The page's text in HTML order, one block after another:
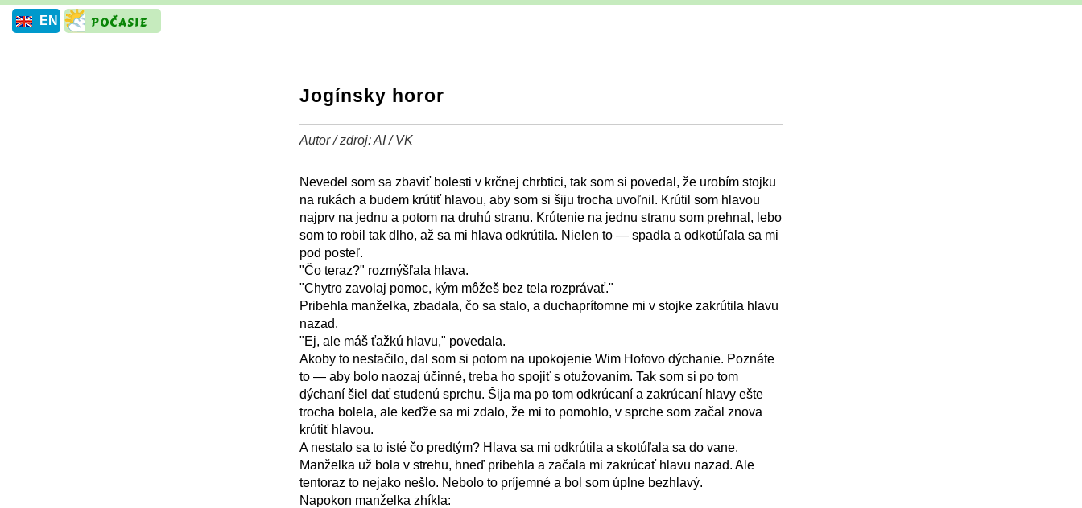
EN
Jogínsky horor
Autor / zdroj: AI / VK
Nevedel som sa zbaviť bolesti v krčnej chrbtici, tak som si povedal, že urobím stojku
na rukách a budem krútiť hlavou, aby som si šiju trocha uvoľnil. Krútil som hlavou
najprv na jednu a potom na druhú stranu. Krútenie na jednu stranu som prehnal, lebo
som to robil tak dlho, až sa mi hlava odkrútila. Nielen to — spadla a odkotúľala sa mi
pod posteľ.
"Čo teraz?" rozmýšľala hlava.
"Chytro zavolaj pomoc, kým môžeš bez tela rozprávať."
Pribehla manželka, zbadala, čo sa stalo, a duchaprítomne mi v stojke zakrútila hlavu
nazad.
"Ej, ale máš ťažkú hlavu," povedala.
Akoby to nestačilo, dal som si potom na upokojenie Wim Hofovo dýchanie. Poznáte
to — aby bolo naozaj účinné, treba ho spojiť s otužovaním. Tak som si po tom
dýchaní šiel dať studenú sprchu. Šija ma po tom odkrúcaní a zakrúcaní hlavy ešte
trocha bolela, ale keďže sa mi zdalo, že mi to pomohlo, v sprche som začal znova
krútiť hlavou.
A nestalo sa to isté čo predtým? Hlava sa mi odkrútila a skotúľala sa do vane.
Manželka už bola v strehu, hneď pribehla a začala mi zakrúcať hlavu nazad. Ale
tentoraz to nejako nešlo. Nebolo to príjemné a bol som úplne bezhlavý.
Napokon manželka zhíkla: